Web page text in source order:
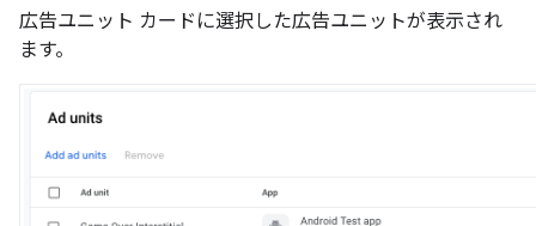
広告ユニット カードに選択した広告ユニットが表示され
ます。